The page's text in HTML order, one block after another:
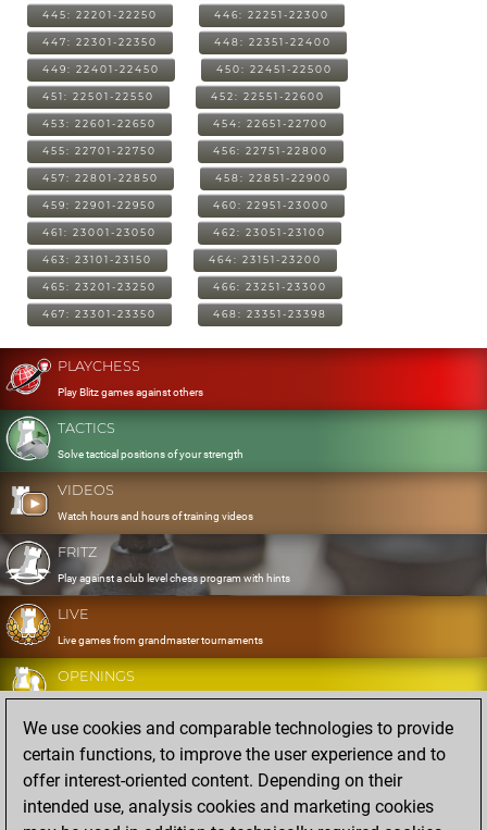
445: 22201-22250 446: 22251-22300
447: 22301-22350 448: 22351-22400
449: 22401-22450 450: 22451-22500
451: 22501-22550 452: 22551-22600
453: 22601-22650 454: 22651-22700
455: 22701-22750 456: 22751-22800
457: 22801-22850 458: 22851-22900
459: 22901-22950 460: 22951-23000
461: 23001-23050 462: 23051-23100
463: 23101-23150 464: 23151-23200
465: 23201-23250 466: 23251-23300
467: 23301-23350 468: 23351-23398
PLAYCHESS
Play Blitz games against others
TACTICS
Solve tactical positions of your strength
VIDEOS
Watch hours and hours of training videos
FRITZ
Play against a club level chess program with hints
LIVE
Live games from grandmaster tournaments
OPENINGS
Develop and exercise your openings
DATABASE
Eight million strong games
MYGAMES
Store and analyse your own games in the cloud
We use cookies and comparable technologies to provide
certain functions, to improve the user experience and to
offer interest-oriented content. Depending on their
intended use, analysis cookies and marketing cookies